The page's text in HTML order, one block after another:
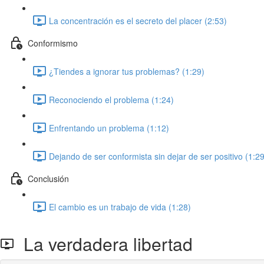
La concentración es el secreto del placer (2:53)
Conformismo
¿Tiendes a ignorar tus problemas? (1:29)
Reconociendo el problema (1:24)
Enfrentando un problema (1:12)
Dejando de ser conformista sin dejar de ser positivo
Conclusión
El cambio es un trabajo de vida (1:28)
La verdadera libertad